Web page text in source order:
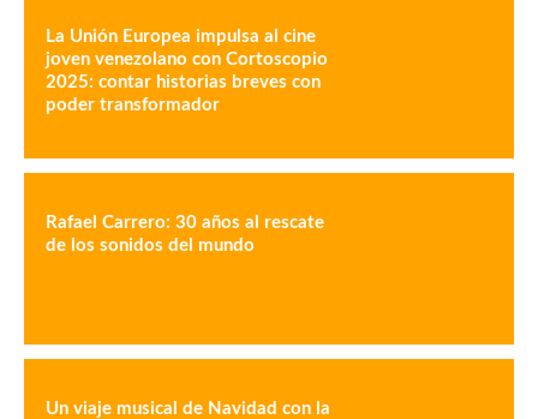
La Unión Europea impulsa al cine
joven venezolano con Cortoscopio
2025: contar historias breves con
poder transformador
Rafael Carrero: 30 años al rescate
de los sonidos del mundo
Un viaje musical de Navidad con la